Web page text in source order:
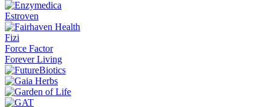
Estroven
Fizi
Force Factor
Forever Living